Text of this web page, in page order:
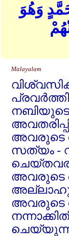
وَهُوَ
Malayalam
അവരുടെ
സത്യം -
അവരുടെ
അല്ലാഹു